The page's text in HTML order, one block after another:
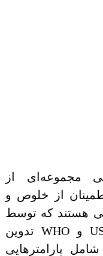
مجموعه‌ای از
از خلوص و
هستند که توسط
مراجع معتبر شبیه USP، EP و WHO تدوین
پارامترهایی